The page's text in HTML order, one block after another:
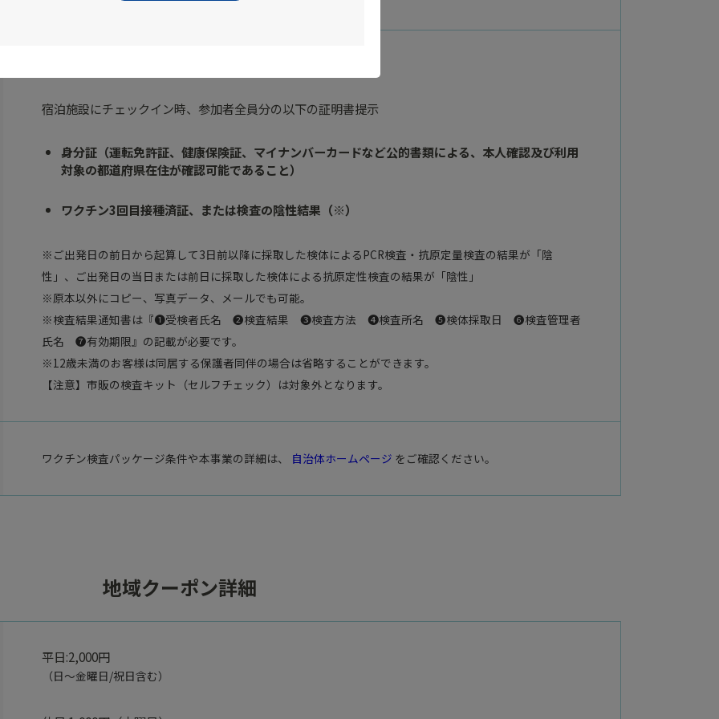
宿泊施設にチェックイン時、参加者全員分の以下の証明書提示
身分証（運転免許証、健康保険証、マイナンバーカードなど公的書類による、本人確認及び利用
対象の都道府県在住が確認可能であること）
ワクチン3回目接種済証、または検査の陰性結果（※）
※ご出発日の前日から起算して3日前以降に採取した検体によるPCR検査・抗原定量検査の結果が「陰
性」、ご出発日の当日または前日に採取した検体による抗原定性検査の結果が「陰性」
※原本以外にコピー、写真データ、メールでも可能。
※検査結果通知書は『➊受検者氏名 ❷検査結果 ❸検査方法 ❹検査所名 ❺検体採取日 ❻検査管理者
氏名 ❼有効期限』の記載が必要です。
※12歳未満のお客様は同居する保護者同伴の場合は省略することができます。
【注意】市販の検査キット（セルフチェック）は対象外となります。
ワクチン検査パッケージ条件や本事業の詳細は、 自治体ホームページ をご確認ください。
地域クーポン詳細
平日:2,000円
（日～金曜日/祝日含む）